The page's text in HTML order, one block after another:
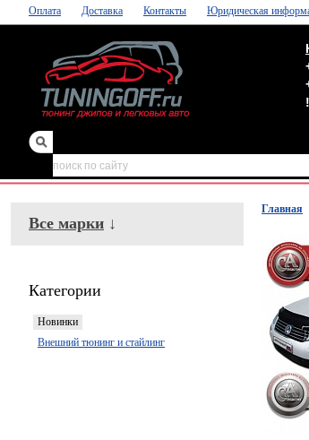
Оплата Доставка Контакты Юридическая
зеркала,обвесы
Все марки ↓
Категории
Новинки
Внешний тюнинг и стайлинг
Главная